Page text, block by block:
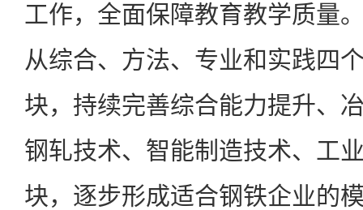
工作，全面保障教育教学质量
从综合、方法、专业和实践四
块，持续完善综合能力提升、
钢轧技术、智能制造技术、工
块，逐步形成适合钢铁企业的